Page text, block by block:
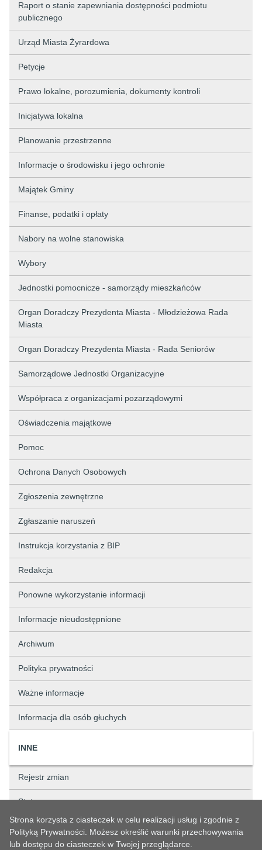
Raport o stanie zapewniania dostępności podmiotu
publicznego
Urząd Miasta Żyrardowa
Petycje
Prawo lokalne, porozumienia, dokumenty kontroli
Inicjatywa lokalna
Planowanie przestrzenne
Informacje o środowisku i jego ochronie
Majątek Gminy
Finanse, podatki i opłaty
Nabory na wolne stanowiska
Wybory
Jednostki pomocnicze - samorządy mieszkańców
Organ Doradczy Prezydenta Miasta - Młodzieżowa Rada
Miasta
Organ Doradczy Prezydenta Miasta - Rada Seniorów
Samorządowe Jednostki Organizacyjne
Współpraca z organizacjami pozarządowymi
Oświadczenia majątkowe
Pomoc
Ochrona Danych Osobowych
Zgłoszenia zewnętrzne
Zgłaszanie naruszeń
Instrukcja korzystania z BIP
Redakcja
Ponowne wykorzystanie informacji
Informacje nieudostępnione
Archiwum
Polityka prywatności
Ważne informacje
Informacja dla osób głuchych
INNE
Rejestr zmian
Status sprawy
Strona korzysta z ciasteczek w celu realizacji usług i zgodnie z
Polityką Prywatności. Możesz określić warunki przechowywania
lub dostępu do ciasteczek w Twojej przeglądarce.